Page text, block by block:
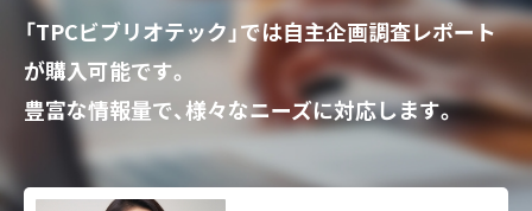
「TPCビブリオテック」では自主企画調査レポート
が購入可能です。
豊富な情報量で、様々なニーズに対応します。